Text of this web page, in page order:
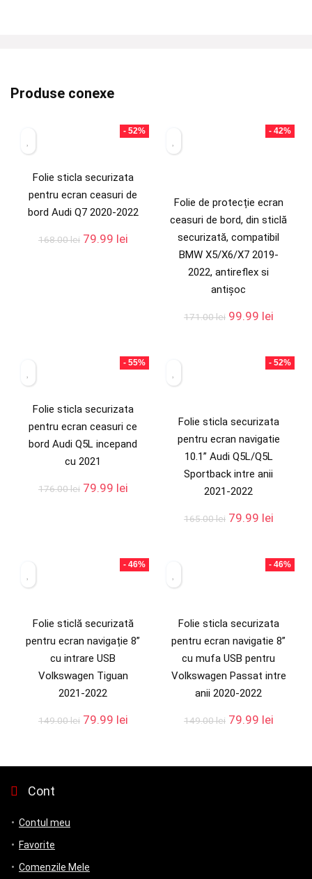
Produse conexe
- 52%
Folie sticla securizata
pentru ecran ceasuri de
bord Audi Q7 2020-2022
168.00lei 79.99 lei
- 42%
Folie de protecție ecran
ceasuri de bord, din sticlă
securizată, compatibil
BMW X5/X6/X7 2019-
2022, antireflex si
antișoc
171.00lei 99.99 lei
- 55%
Folie sticla securizata
pentru ecran ceasuri ce
bord Audi Q5L incepand
cu 2021
176.00lei 79.99 lei
- 52%
Folie sticla securizata
pentru ecran navigatie
10.1” Audi Q5L/Q5L
Sportback intre anii
2021-2022
165.00lei 79.99 lei
- 46%
Folie sticlă securizată
pentru ecran navigație 8”
cu intrare USB
Volkswagen Tiguan
2021-2022
149.00lei 79.99 lei
- 46%
Folie sticla securizata
pentru ecran navigatie 8”
cu mufa USB pentru
Volkswagen Passat intre
anii 2020-2022
149.00lei 79.99 lei
Cont
Contul meu
Favorite
Comenzile Mele